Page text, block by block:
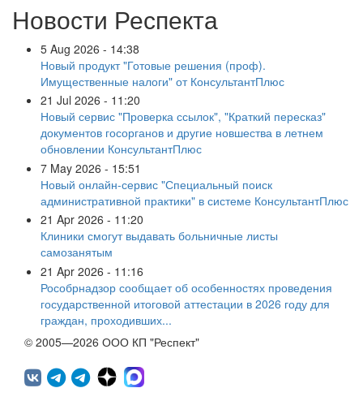
Новости Респекта
5 Aug 2026 - 14:38
Новый продукт "Готовые решения (проф).
Имущественные налоги" от КонсультантПлюс
21 Jul 2026 - 11:20
Новый сервис "Проверка ссылок", "Краткий пересказ"
документов госорганов и другие новшества в летнем
обновлении КонсультантПлюс
7 May 2026 - 15:51
Новый онлайн-сервис "Специальный поиск
административной практики" в системе КонсультантПлюс
21 Apr 2026 - 11:20
Клиники смогут выдавать больничные листы
самозанятым
21 Apr 2026 - 11:16
Рособрнадзор сообщает об особенностях проведения
государственной итоговой аттестации в 2026 году для
граждан, проходивших...
© 2005—2026 ООО КП "Респект"